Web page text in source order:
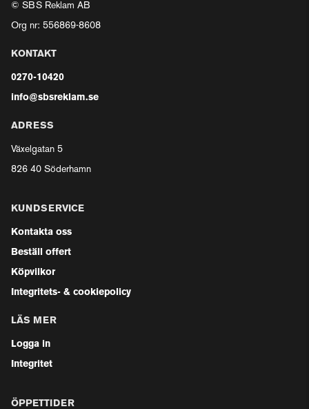
© SBS Reklam AB
Org nr: 556869-8608
KONTAKT
0270-10420
info@sbsreklam.se
ADRESS
Växelgatan 5
826 40 Söderhamn
KUNDSERVICE
Kontakta oss
Beställ offert
Köpvilkor
Integritets- & cookiepolicy
LÄS MER
Logga in
Integritet
ÖPPETTIDER